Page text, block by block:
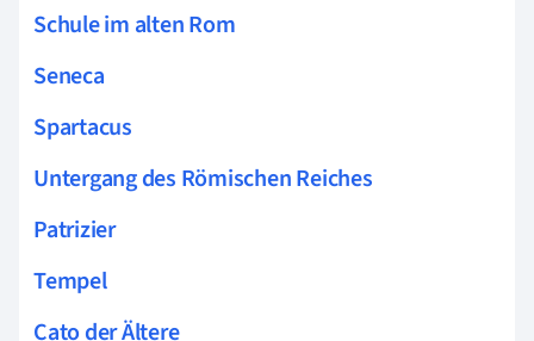
Schule im alten Rom
Seneca
Spartacus
Untergang des Römischen Reiches
Patrizier
Tempel
Cato der Ältere